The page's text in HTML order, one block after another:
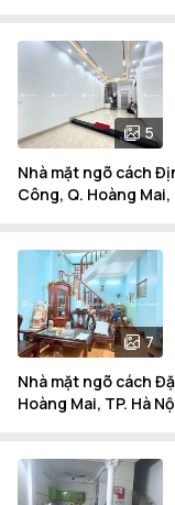
5
Nhà mặt ngõ cách
Công, Q. Hoàng Mai,
7
Nhà mặt ngõ cách
Hoàng Mai, TP. Hà